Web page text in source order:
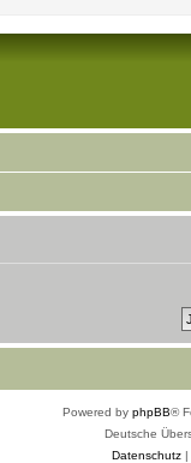
Powered by phpBB®
Deutsche
Datenschutz|